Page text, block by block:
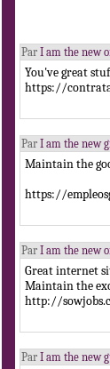
Par I am the new
You've great
https://
Par I am the new
Maintain the
https://
Par I am the new
Great internet
Maintain the
http://
Par I am the new